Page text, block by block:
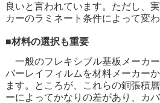
良いと言われています。ただし、
カーのラミネート条件によって変わ
■材料の選択も重要
一般のフレキシブル基板メーカ
バーレイフィルムを材料メーカー
ます。ところが、これらの銅張積
ーによってかなりの差があり、カ